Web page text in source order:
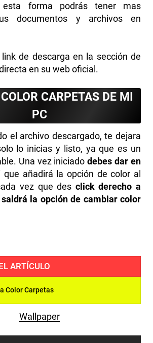
esta forma podrás tener mas
documentos y archivos en
de descarga en la sección de
en su web oficial.
CARPETAS DE MI
PC
el archivo descargado, te dejara
lo inicias y listo, ya que es un
Una vez iniciadodebes dar en
que añadirá la opción de color al
vez que des click derecho a
la opción de cambiar color
Color Carpetas
Wallpaper